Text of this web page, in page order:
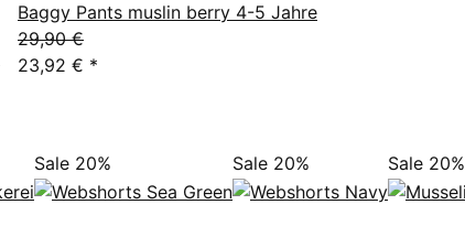
Baggy Pants muslin berry 4-5 Jahre
29,90 €
23,92 € *
Sale 20% Sale 20% Sale 20%